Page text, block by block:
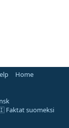
Home
Faktat suomeksi